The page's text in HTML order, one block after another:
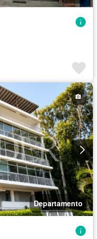
Departamento